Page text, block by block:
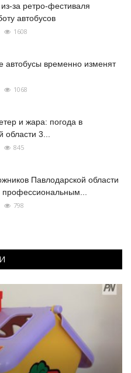
за ретро-фестиваля
автобусов
1608
автобусы временно изменят
1068
и жара: погода в
области 3...
845
Павлодарской области
профессиональным...
798